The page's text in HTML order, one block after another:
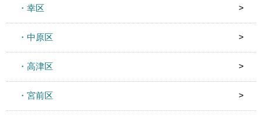
・幸区
・中原区
・高津区
・宮前区